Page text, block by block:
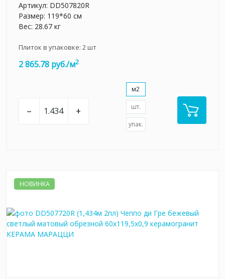
Артикул: DD507820R
Размер: 119*60 см
Вес: 28.67 кг
Плиток в упаковке: 2шт
2 865.78 руб./м2
– +
м2
шт.
упак.
НОВИНКА